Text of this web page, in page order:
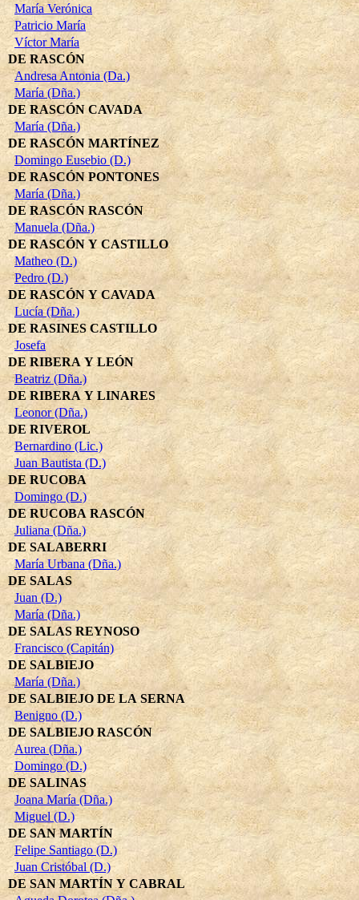
María Verónica
Patricio María
Víctor María
DE RASCÓN
Andresa Antonia (Da.)
María (Dña.)
DE RASCÓN CAVADA
María (Dña.)
DE RASCÓN MARTÍNEZ
Domingo Eusebio (D.)
DE RASCÓN PONTONES
María (Dña.)
DE RASCÓN RASCÓN
Manuela (Dña.)
DE RASCÓN Y CASTILLO
Matheo (D.)
Pedro (D.)
DE RASCÓN Y CAVADA
Lucía (Dña.)
DE RASINES CASTILLO
Josefa
DE RIBERA Y LEÓN
Beatriz (Dña.)
DE RIBERA Y LINARES
Leonor (Dña.)
DE RIVEROL
Bernardino (Lic.)
Juan Bautista (D.)
DE RUCOBA
Domingo (D.)
DE RUCOBA RASCÓN
Juliana (Dña.)
DE SALABERRI
María Urbana (Dña.)
DE SALAS
Juan (D.)
María (Dña.)
DE SALAS REYNOSO
Francisco (Capitán)
DE SALBIEJO
María (Dña.)
DE SALBIEJO DE LA SERNA
Benigno (D.)
DE SALBIEJO RASCÓN
Aurea (Dña.)
Domingo (D.)
DE SALINAS
Joana María (Dña.)
Miguel (D.)
DE SAN MARTÍN
Felipe Santiago (D.)
Juan Cristóbal (D.)
DE SAN MARTÍN Y CABRAL